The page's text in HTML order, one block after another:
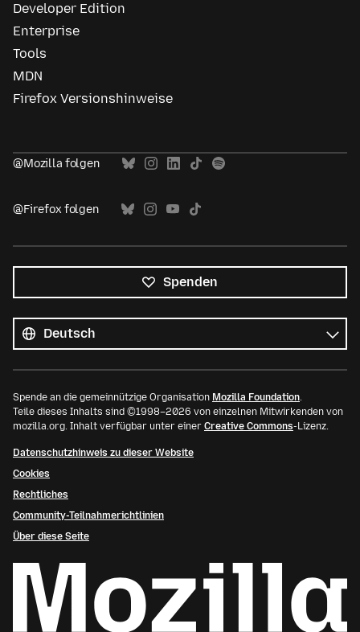
Developer Edition
Enterprise
Tools
MDN
Firefox Versionshinweise
@Mozilla folgen
@Firefox folgen
Spenden
Sprachen
Sprache
Spende an die gemeinnützige Organisation Mozilla Foundation.
Teile dieses Inhalts sind ©1998–2026 von einzelnen Mitwirkenden von
mozilla.org. Inhalt verfügbar unter einer Creative Commons-Lizenz.
Datenschutzhinweis zu dieser Website
Cookies
Rechtliches
Community-Teilnahmerichtlinien
Über diese Seite